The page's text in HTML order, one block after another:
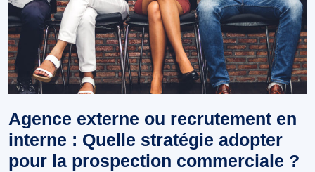
Agence externe ou recrutement en
interne : Quelle stratégie adopter
pour la prospection commerciale ?